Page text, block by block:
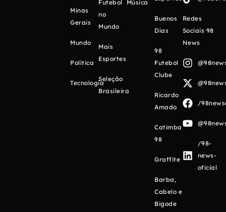
Minas
Gerais
Mundo
Política
Tecnologia
Futebol
no
Mundo
Mais
Esportes
Seleção
Brasileira
Música
Buenos
Días
98
Futebol
Clube
Ricardo
Amado
Catimba
98
Graffite
Barba,
Cabelo e
Bigode
Redes
Sociais 98
News
/
/98-
news-
oficial